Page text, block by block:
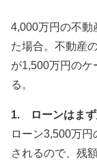
4,000万円の不動
た場合。不動産
が1,500万円のケ
る。
1. ローンはまず
ローン3,500万
されるので、残